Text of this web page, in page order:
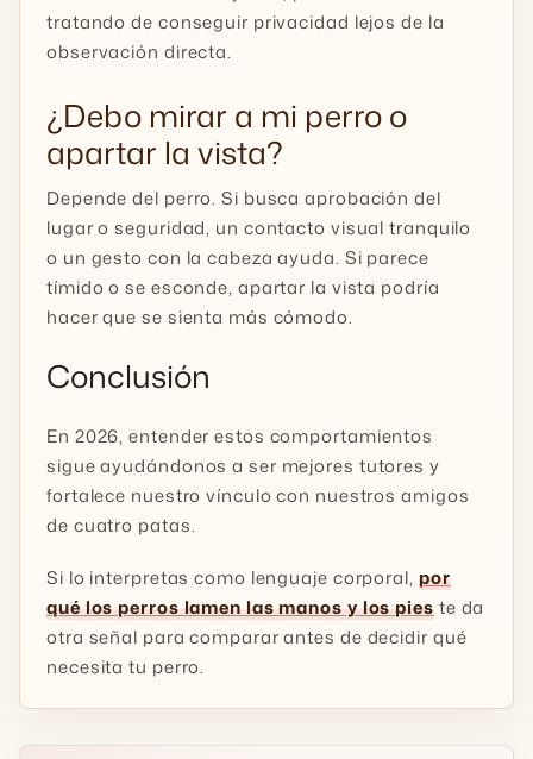
tratando de conseguir privacidad lejos de la
observación directa.
¿Debo mirar a mi perro o
apartar la vista?
Depende del perro. Si busca aprobación del
lugar o seguridad, un contacto visual tranquilo
o un gesto con la cabeza ayuda. Si parece
tímido o se esconde, apartar la vista podría
hacer que se sienta más cómodo.
Conclusión
En 2026, entender estos comportamientos
sigue ayudándonos a ser mejores tutores y
fortalece nuestro vínculo con nuestros amigos
de cuatro patas.
Si lo interpretas como lenguaje corporal, por
qué los perros lamen las manos y los pies te da
otra señal para comparar antes de decidir qué
necesita tu perro.